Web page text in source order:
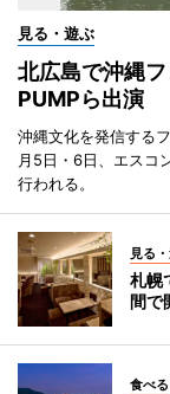
見る・遊ぶ
北広島で沖縄
PUMPら出演
沖縄文化を発信する
月5日・6日、エスコ
行われる。
見る
札幌
間で
食べる